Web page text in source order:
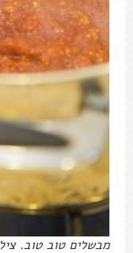
מבשלים טוב טוב.